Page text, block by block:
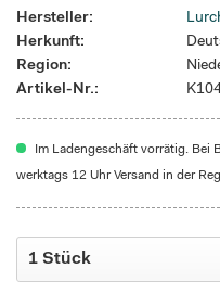
Hersteller:
Herkunft:
Region:
Artikel-Nr.:
Im Ladengeschäft vorrätig. Bei
werktags 12 Uhr Versand in der